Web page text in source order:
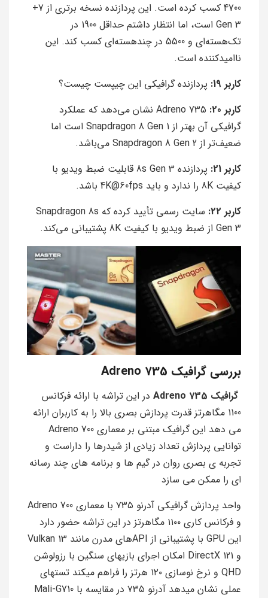
4700 کسب کرده است. این پردازنده نسخه برتری از 7+
Gen 3 است، اما انتظار داشتم حداقل 1900 در
تک‌هسته‌ای و 5500 در چند‌هسته‌ای کسب کند. این
ناامیدکننده است.
کاربر 19:
پردازنده گرافیکی این چیپست چیست؟
کاربر 20:
Adreno 735 نشان می‌دهد که عملکرد
گرافیکی آن بهتر از Snapdragon 8 Gen 1 است اما
ضعیف‌تر از Snapdragon 8 Gen 2 می‌باشد.
کاربر 21:
پردازنده 8s Gen 3 قابلیت ضبط ویدیو با
کیفیت 8K را ندارد و باید 4K@60fps باشد.
کاربر 22:
سایت رسمی تأیید کرده که Snapdragon 8s
Gen 3 از ضبط ویدیو با کیفیت 8K پشتیبانی می‌کند.
بررسی گرافیک Adreno 735
گرافيک Adreno 735
در اين تراشه با ارائه فرکانس
1100 مگاهرتز قدرت پردازش بصري بالا را به کاربران ارائه
مي دهد اين گرافيک مبتني بر معماري Adreno 700
توانايي پردازش تعداد زيادي از شيدرها را داراست و
تجربه ي بصري روان در گيم ها و برنامه هاي چند رسانه
اي را ممكن مي سازد
واحد پردازش گرافیکی آدرنو ۷۳۵ با معماری Adreno 700
و فرکانس کاری ۱۱۰۰ مگاهرتز در این تراشه حضور دارد
این GPU با پشتیبانی از APIهای مدرن مانند Vulkan 13
و DirectX 121 امکان اجرای بازیهای سنگین با رزولوشن
QHD و نرخ نوسازی ۱۲۰ هرتز را فراهم میکند تستهای
عملی نشان میدهد آدرنو ۷۳۵ در مقایسه با Mali-G710